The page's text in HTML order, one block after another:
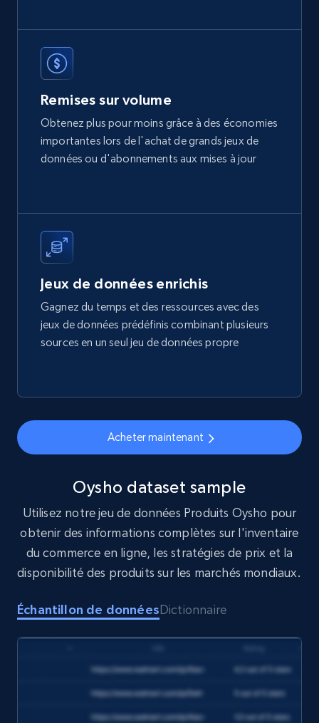
1.9K+
Amazon best seller products
Title, Seller name, Brand, Description, Initial
price, Final price, Final price high, Currency, and
eCommerce
1.7K+
Amazon products search
1.6K+ 181+ Buy Now
URL, Product id, Title, Product description,
Rating, Reviews count, Initial price, Discount,
and more.
eCommerce
Remises sur volume
Obtenez plus pour moins grâce à des économies
importantes lors de l'achat de grands jeux de
données ou d'abonnements aux mises à jour
Jeux de données enrichis
Gagnez du temps et des ressources avec des
jeux de données prédéfinis combinant plusieurs
sources en un seul jeu de données propre
Acheter maintenant
Oysho dataset sample
Utilisez notre jeu de données Produits Oysho pour
obtenir des informations complètes sur l'inventaire
du commerce en ligne, les stratégies de prix et la
disponibilité des produits sur les marchés mondiaux.
Échantillon de donnéesDictionnaire